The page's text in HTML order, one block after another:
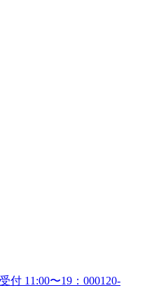
受付 11:00〜19：000120-